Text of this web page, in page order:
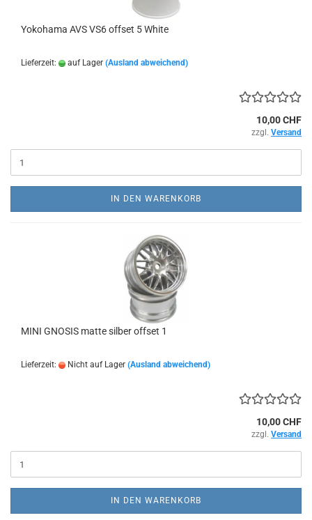
Yokohama AVS VS6 offset 5 White
Lieferzeit: auf Lager (Ausland abweichend)
10,00 CHF
zzgl. Versand
IN DEN WARENKORB
MINI GNOSIS matte silber offset 1
Lieferzeit: Nicht auf Lager (Ausland abweichend)
10,00 CHF
zzgl. Versand
IN DEN WARENKORB